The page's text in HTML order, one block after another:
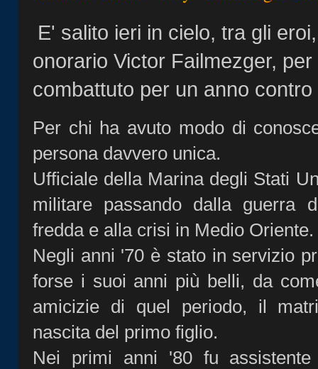
E' salito ieri in cielo, tra gli
onorario Victor Failmezger,
combattuto per un anno
Per chi ha avuto modo di
persona davvero unica.
Ufficiale della Marina degli Stati
militare passando dalla guerra
fredda e alla crisi in Medio Oriente.
Negli anni '70 è stato in servizio
forse i suoi anni più belli, da
amicizie di quel periodo, il
nascita del primo figlio.
Nei primi anni '80 fu